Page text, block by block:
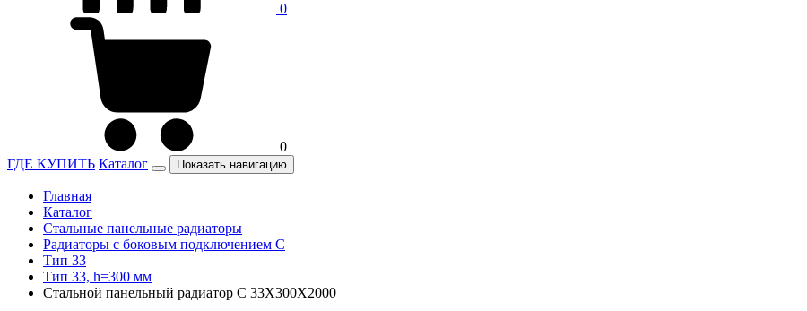
0
0
ГДЕ КУПИТЬ Каталог Показать навигацию
Главная
Каталог
Стальные панельные радиаторы
Радиаторы c боковым подключением C
Тип 33
Тип 33, h=300 мм
Стальной панельный радиатор C 33Х300Х2000